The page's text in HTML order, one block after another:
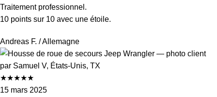
Traitement professionnel.
10 points sur 10 avec une étoile.
Andreas F. / Allemagne
★★★★★
15 mars 2025